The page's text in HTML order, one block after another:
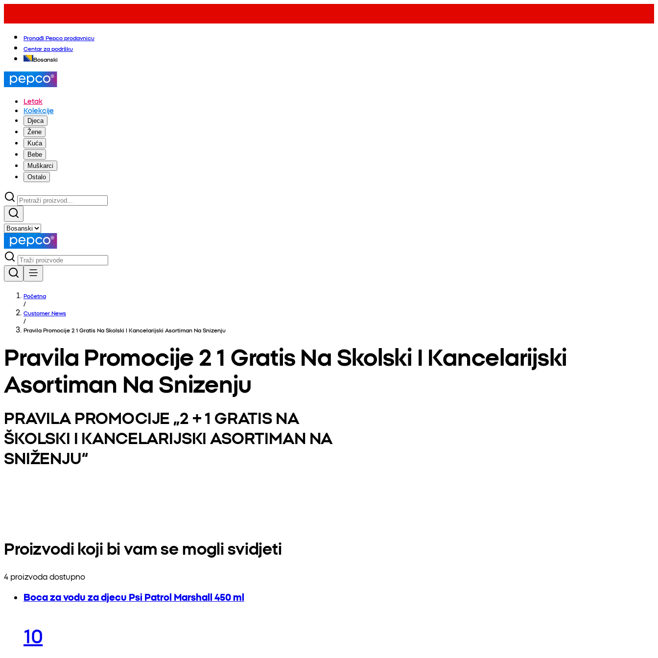
Pronađi Pepco prodavnicu
Centar za podršku
Bosanski
Letak
Kolekcije
Djeca
Žene
Kuća
Bebe
Muškarci
Ostalo
Početna
/
Customer News
/
Pravila Promocije 2 1 Gratis Na Skolski I Kancelarijski Asortiman Na Snizenju
Pravila Promocije 2 1 Gratis Na Skolski I Kancelarijski
Asortiman Na Snizenju
PRAVILA PROMOCIJE „2 + 1 GRATIS NA
ŠKOLSKI I KANCELARIJSKI ASORTIMAN NA
SNIŽENJU“
Proizvodi koji bi vam se mogli svidjeti
4 proizvoda dostupno
Boca za vodu za djecu Psi Patrol Marshall 450 ml
10